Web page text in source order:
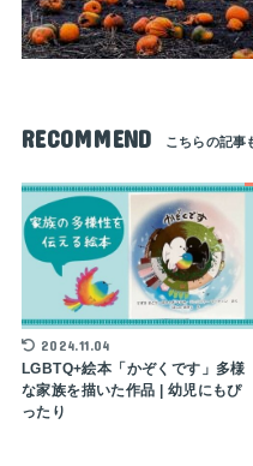
RECOMMEND
2024.11.04
LGBTQ+絵本「かぞくです」多様
な家族を描いた作品 | 幼児にもぴ
ったり